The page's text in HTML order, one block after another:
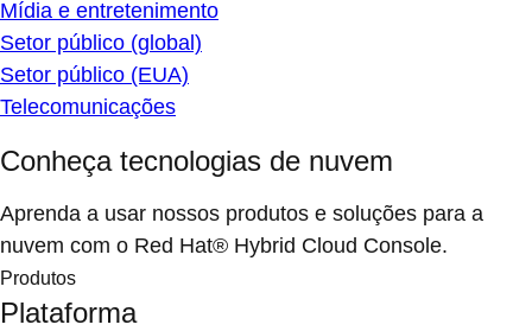
Mídia e entretenimento
Setor público (global)
Setor público (EUA)
Telecomunicações
Conheça tecnologias de nuvem
Aprenda a usar nossos produtos e soluções para a
nuvem com o Red Hat® Hybrid Cloud Console.
Produtos
Plataforma